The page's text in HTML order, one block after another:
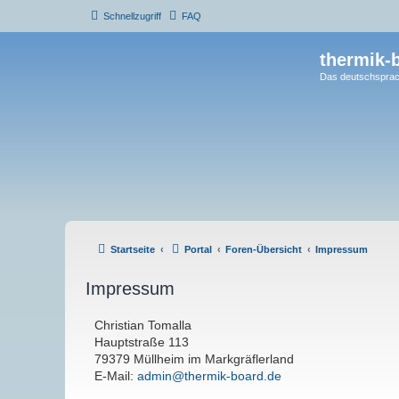
Schnellzugriff FAQ
thermik-
Das
Startseite Portal Foren-Übersicht Impressum
Impressum
Christian Tomalla
Hauptstraße 113
79379 Müllheim im Markgräflerland
E-Mail: admin@thermik-board.de